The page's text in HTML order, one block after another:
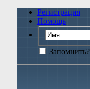
Регистрация
Помощь
Запомнить?